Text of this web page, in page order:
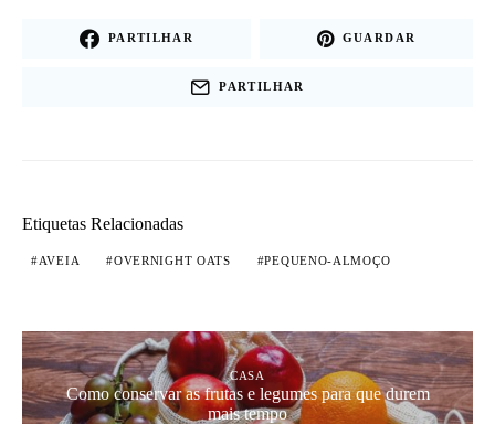
PARTILHAR GUARDAR
PARTILHAR
Etiquetas Relacionadas
AVEIA OVERNIGHT OATS PEQUENO-ALMOÇO
CASA
Como conservar as frutas e legumes para que durem
mais tempo